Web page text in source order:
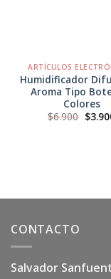
ARTÍCULOS
Humidificador
Aroma Tipo
Colores
$6.900 El
$
CONTACTO
Salvador